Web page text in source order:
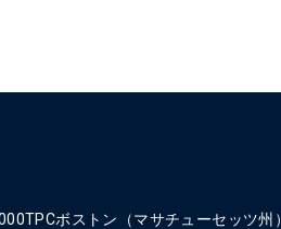
TPCボストン（マサチューセッツ州）